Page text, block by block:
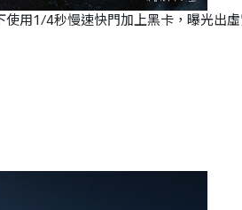
用1/4秒慢速快門加上黑卡，曝光出